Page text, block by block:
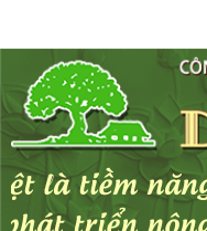
Di sản làng
nguồn lực để